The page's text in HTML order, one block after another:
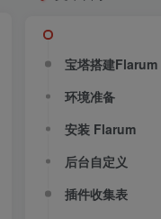
宝塔搭建Flarum
环境准备
安装 Flarum
后台自定义
插件收集表